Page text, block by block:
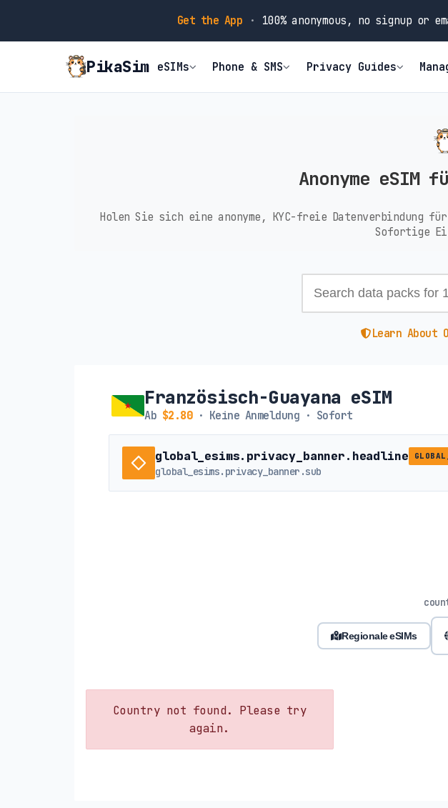
Get the App · 100% anonymous, no signup or
PikaSim eSIMs Phone & SMS Privacy Guides
Anonyme eSIM
Holen Sie sich eine anonyme, KYC-freie Datenverbindung
Sofortige
Learn About
Französisch-Guayana eSIM
Ab $2.80· Keine Anmeldung · Sofort
global_esims.privacy_banner.headline
global_esims.privacy_banner.sub
Regionale eSIMs
Country not found. Please try
again.